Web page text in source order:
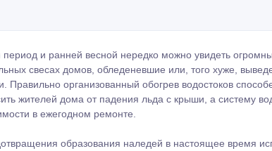
период и ранней весной нередко можно увидеть
свесах домов, обледеневшие или, того хуже,
Правильно организованный обогрев водостоков
жителей дома от падения льда с крыши, а систему
в ежегодном ремонте.
образования наледей в настоящее время